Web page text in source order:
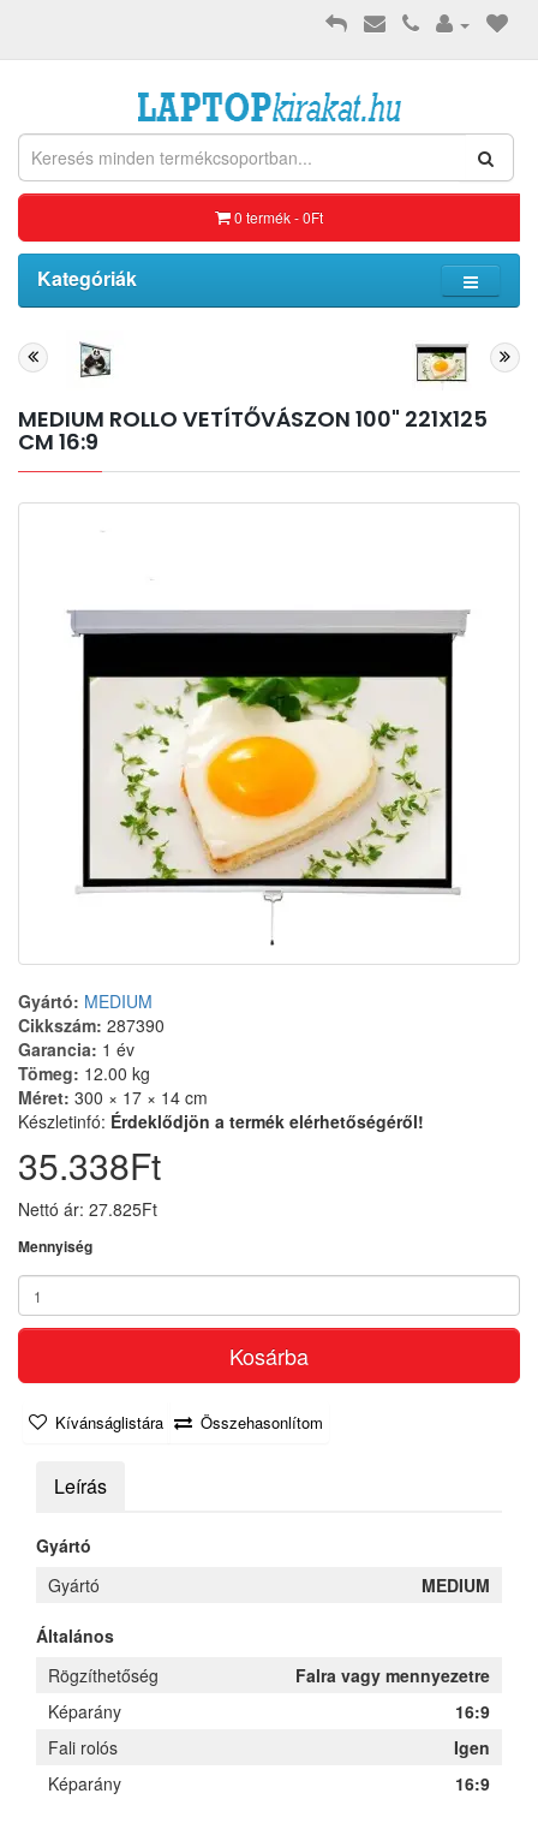
0 termék - 0Ft
Kategóriák
MEDIUM ROLLO VETÍTŐVÁSZON 100" 221X125
CM 16:9
Gyártó: MEDIUM
Cikkszám: 287390
Garancia: 1 év
Tömeg: 12.00 kg
Méret: 300 × 17 × 14 cm
Készletinfó: Érdeklődjön a termék elérhetőségéről!
35.338Ft
Nettó ár: 27.825Ft
Mennyiség
Kosárba
Kívánságlistára Összehasonlítom
Leírás
Gyártó
Gyártó
MEDIUM
Általános
Rögzíthetőség
Falra vagy mennyezetre
Képarány
16:9
Fali rolós
Igen
Képarány
16:9